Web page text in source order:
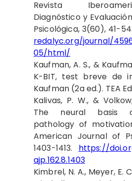
Revista
Diagnóstico y
Psicológica, 3(60), 41-54.
redalyc.org/journal/
05/html/
Kaufman, A. S., &
K-BIT, test breve de
Kaufman (2a ed.). TEA
Kalivas, P. W., &
The neural basis
pathology of
American Journal of
1403-1413. https://
ajp.162.8.1403
Kimbrel, N. A., Meyer, E.